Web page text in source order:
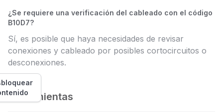
¿Se requiere una verificación del cableado con el código
B10D7?
Sí, es posible que haya necesidades de revisar
conexiones y cableado por posibles cortocircuitos o
desconexiones.
Herramientas